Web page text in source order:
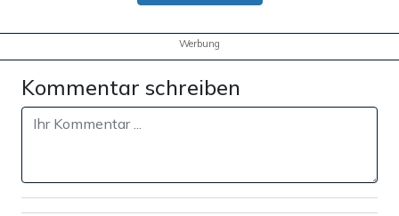
Werbung
Kommentar schreiben